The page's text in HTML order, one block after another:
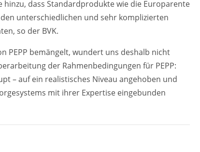
dass Standardprodukte wie die Europarente
unterschiedlichen und sehr komplizierten
so der BVK.
PEPP bemängelt, wundert uns deshalb nicht
der Rahmenbedingungen für PEPP:
– auf ein realistisches Niveau angehoben und
mit ihrer Expertise eingebunden